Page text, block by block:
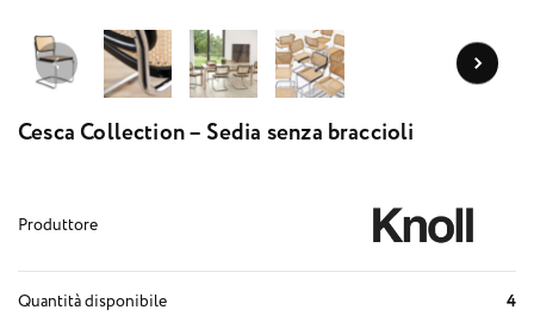
Cesca Collection – Sedia senza braccioli
Produttore
Quantità disponibile 4